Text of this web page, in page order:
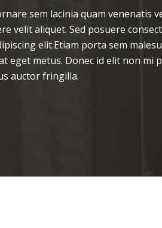
sem lacinia quam venenatis
velit aliquet. Sed posuere
elit.Etiam porta sem
eget metus. Donec id elit non mi
auctor fringilla.